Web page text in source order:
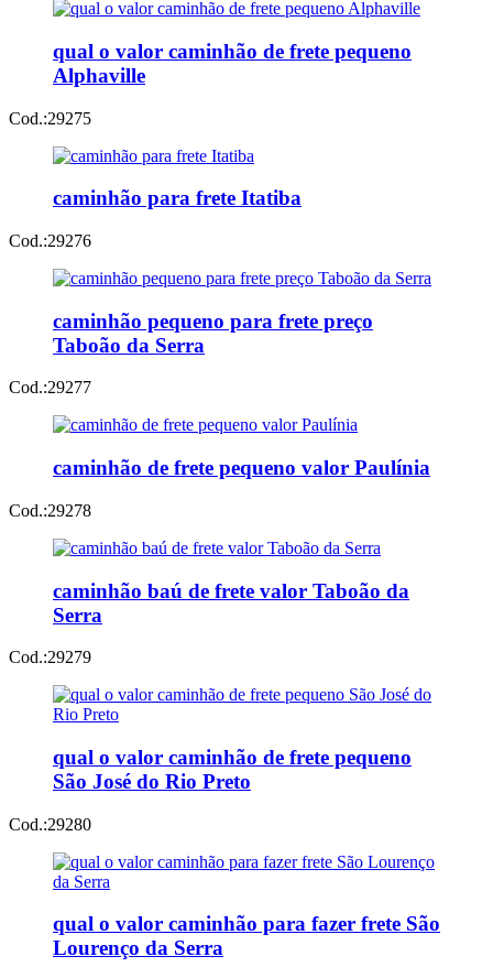
qual o valor caminhão de frete pequeno
Alphaville
Cod.:29275
caminhão para frete Itatiba
Cod.:29276
caminhão pequeno para frete preço
Taboão da Serra
Cod.:29277
caminhão de frete pequeno valor Paulínia
Cod.:29278
caminhão baú de frete valor Taboão da
Serra
Cod.:29279
qual o valor caminhão de frete pequeno
São José do Rio Preto
Cod.:29280
qual o valor caminhão para fazer frete São
Lourenço da Serra